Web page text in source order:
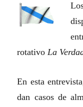
rotativoLa
En esta
dan casos de